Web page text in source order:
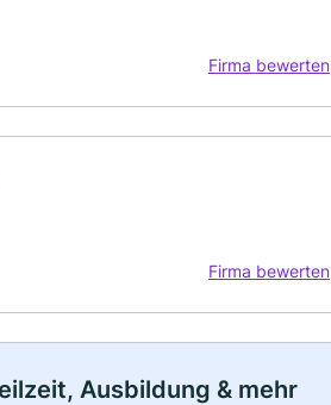
Firma bewerten
Firma bewerten
Ausbildung & mehr